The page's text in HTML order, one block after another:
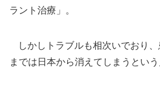
ラント治療」。
しかしトラブルも相次いでおり、
までは日本から消えてしまうという